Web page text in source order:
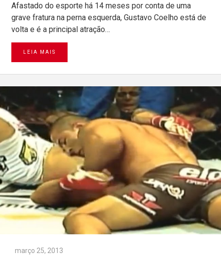
Afastado do esporte há 14 meses por conta de uma
grave fratura na perna esquerda, Gustavo Coelho está de
volta e é a principal atração…
LEIA MAIS
março 25, 2013